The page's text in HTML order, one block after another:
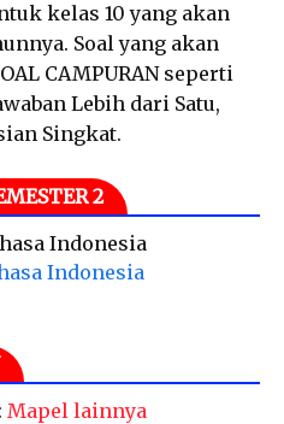
kelas 10 yang akan
Soal yang akan
CAMPURAN seperti
Lebih dari Satu,
Singkat.
2
Indonesia
Indonesia
Mapel lainnya